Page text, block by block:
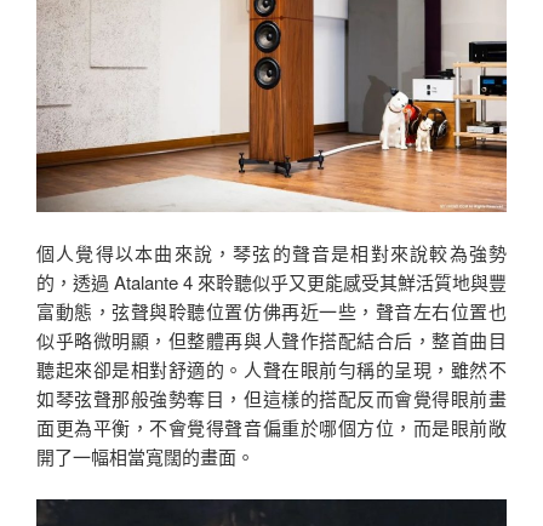
個人覺得以本曲來說，琴弦的聲音是相對來說較為強勢
的，透過 Atalante 4 來聆聽似乎又更能感受其鮮活質地與豐
富動態，弦聲與聆聽位置仿佛再近一些，聲音左右位置也
似乎略微明顯，但整體再與人聲作搭配結合后，整首曲目
聽起來卻是相對舒適的。人聲在眼前勻稱的呈現，雖然不
如琴弦聲那般強勢奪目，但這樣的搭配反而會覺得眼前畫
面更為平衡，不會覺得聲音偏重於哪個方位，而是眼前敞
開了一幅相當寬闊的畫面。